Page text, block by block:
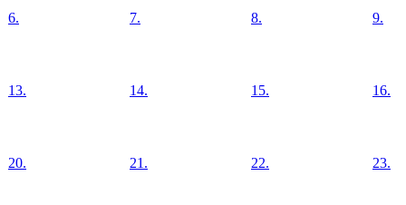
6. 7. 8. 9.
13. 14. 15. 16.
20. 21. 22. 23.